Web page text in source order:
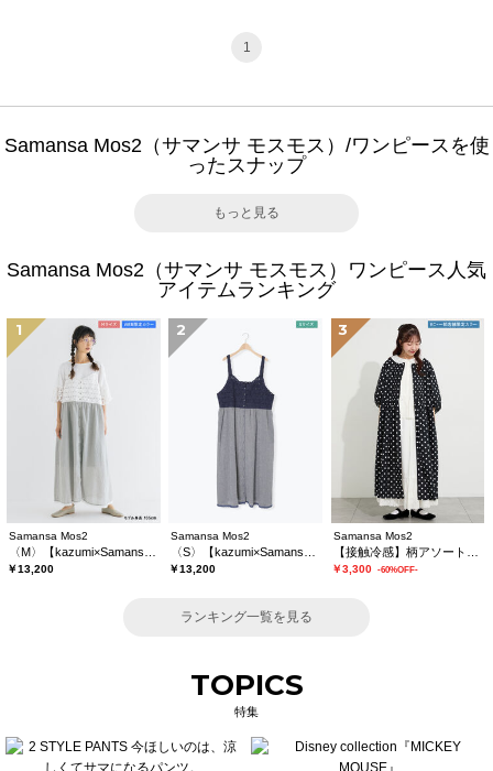
1
Samansa Mos2（サマンサ モスモス）/ワンピースを使
ったスナップ
もっと見る
Samansa Mos2（サマンサ モスモス）ワンピース人気
アイテムランキング
1
Samansa Mos2
￥13,200
2
Samansa Mos2
￥13,200
3
Samansa Mos2
￥3,300 -60%OFF-
ランキング一覧を見る
TOPICS
特集